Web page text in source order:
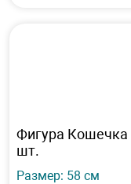
Фигура Кошечка
шт.
Размер: 58 см